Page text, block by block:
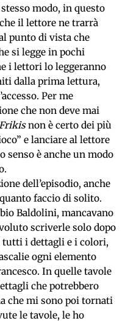
modo, in questo
il lettore ne trarrà
punto di vista che
si legge in pochi
i lettori lo leggeranno
dalla prima lettura,
Per me
che non deve mai
non è certo dei più
e lanciare al lettore
senso è anche un modo
dell’episodio, anche
faccio di solito.
Baldolini, mancavano
scriverle solo dopo
tutti i dettagli e i colori,
ogni elemento
In quelle tavole
che potrebbero
che mi sono poi tornati
le tavole, le ho